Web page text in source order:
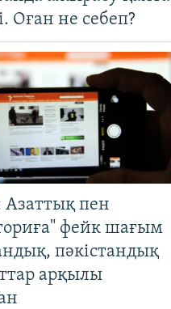
Оған не себеп?
Азаттық пен
фейк шағым
пәкістандық
арқылы